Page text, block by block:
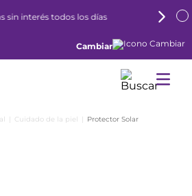
sin interés todos los días
Cambiar
Cuidado de la piel Protector Solar